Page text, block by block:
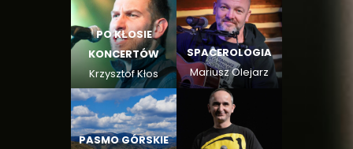
PO KŁOSIE
KONCERTÓW
Krzysztof Kłos
SPACEROLOGIA
Mariusz Olejarz
PASMO GÓRSKIE